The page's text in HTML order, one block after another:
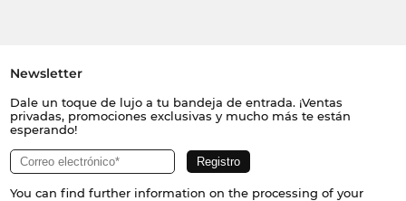
Newsletter
Dale un toque de lujo a tu bandeja de entrada. ¡Ventas
privadas, promociones exclusivas y mucho más te están
esperando!
You can find further information on the processing of your